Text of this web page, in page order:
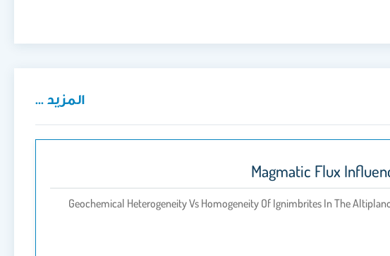
المزيد ...
Magmatic Flux
Geochemical Heterogeneity Vs Homogeneity Of Ignimbrites In The